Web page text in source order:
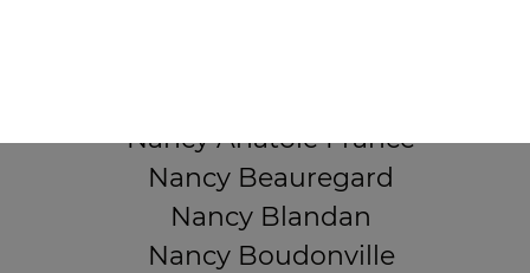
Nancy Anatole France
Nancy Beauregard
Nancy Blandan
Nancy Boudonville